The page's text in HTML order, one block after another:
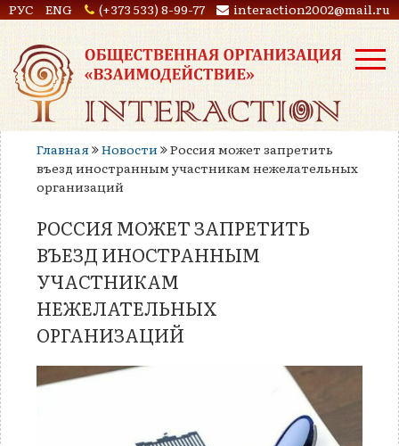
РУС ENG (+373 533) 8-99-77 interaction2002@mail.ru
Главная Новости
Россия может запретить
въезд иностранным участникам нежелательных
организаций
РОССИЯ МОЖЕТ ЗАПРЕТИТЬ
ВЪЕЗД ИНОСТРАННЫМ
УЧАСТНИКАМ
НЕЖЕЛАТЕЛЬНЫХ
ОРГАНИЗАЦИЙ